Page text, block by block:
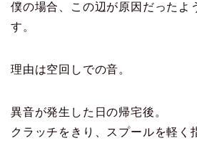
僕の場合、この辺が原因だったよ
す。
理由は空回しでの音。
異音が発生した日の帰宅後。
クラッチをきり、スプールを軽く